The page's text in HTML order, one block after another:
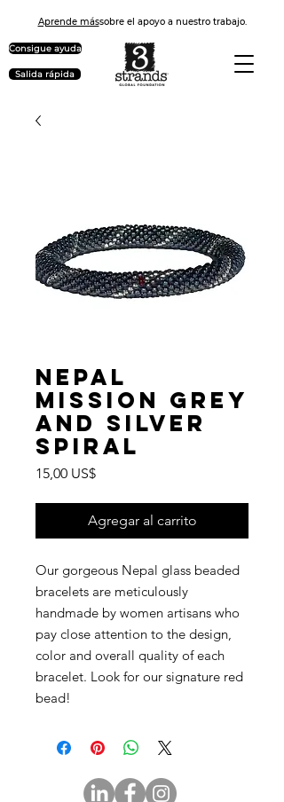
Aprende mássobre el apoyo a nuestro trabajo.
Consigue ayuda
Salida rápida
Nepal
Mission Grey
and Silver
Spiral
15,00 US$Precio
Agregar al carrito
Our gorgeous Nepal glass beaded
bracelets are meticulously
handmade by women artisans who
pay close attention to the design,
color and overall quality of each
bracelet. Look for our signature red
bead!